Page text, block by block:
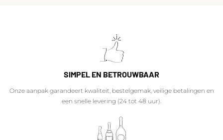
SIMPEL EN BETROUWBAAR
Onze aanpak garandeert kwaliteit, bestelgemak, veilige betalingen en
een snelle levering (24 tot 48 uur).